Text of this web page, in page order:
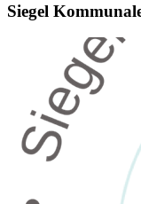
Siegel